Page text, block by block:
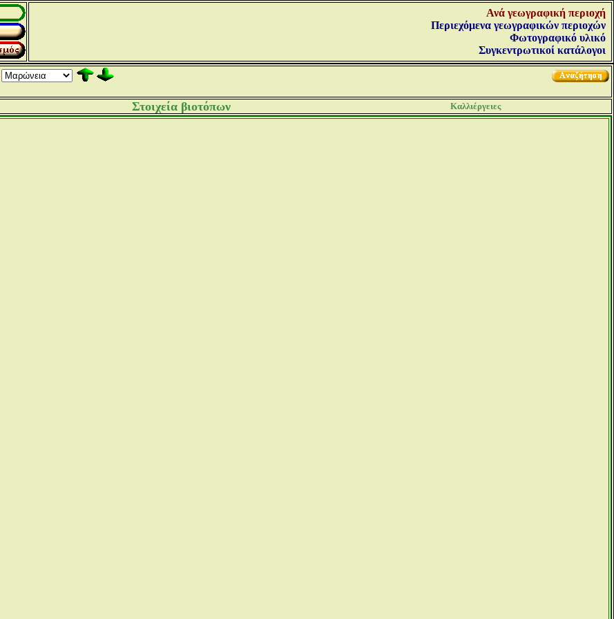
Ανά γεωγραφική περιοχή
Περιεχόμενα γεωγραφικών περιοχών
Φωτογραφικό υλικό
Συγκεντρωτικοί κατάλογοι
Στοιχεία βιοτόπων Καλλιέργειες